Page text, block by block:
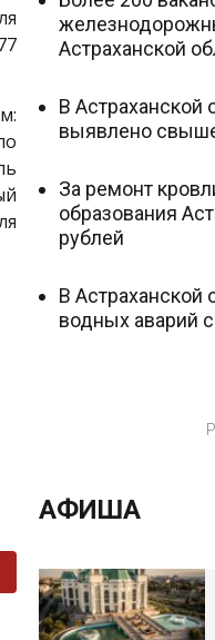
Астраханской
В Астраханской
выявлено
За ремонт
образования
рублей
В Астраханской
водных аварий
АФИША